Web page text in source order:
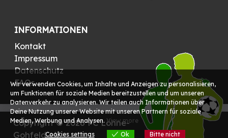
INFORMATIONEN
Kontakt
Impressum
Datenschutz
FAQs
Copyright © 2026 FC Löhne-
Gohfeld e.V.
Wir verwenden Cookies, um Inhalte und Anzeigen zu personalisieren,
um Funktionen für soziale Medien bereitzustellen und um unseren
Datenverkehr zu analysieren. Wir teilen auch Informationen über
Deine Nutzung unserer Website mit unseren Partnern für soziale
Medien, Werbung und Analysen. View more
Cookies settings
Ok Bitte nicht